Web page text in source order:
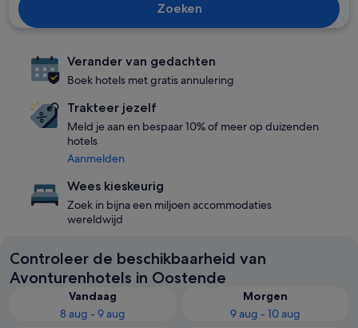
Zoeken
Verander van gedachten
Boek hotels met gratis annulering
Trakteer jezelf
Meld je aan en bespaar 10% of meer op duizenden
hotels
Aanmelden
Wees kieskeurig
Zoek in bijna een miljoen accommodaties
wereldwijd
Controleer de beschikbaarheid van
Avonturenhotels in Oostende
Vandaag
8 aug - 9 aug
Morgen
9 aug - 10 aug